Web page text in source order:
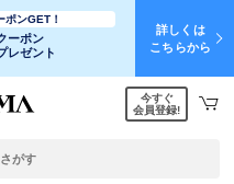
ンGET！
ーポン
レゼント
詳しくは
こちらから
今すぐ
会員登録!